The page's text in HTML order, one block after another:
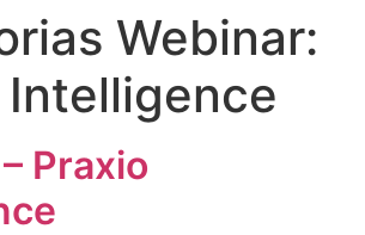
Webinar:
Intelligence
Praxio